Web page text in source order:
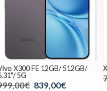
X300 FE 12GB/ 512GB/
5G
839,00€